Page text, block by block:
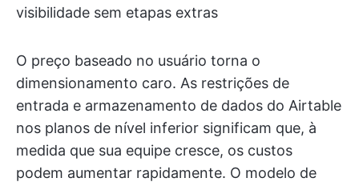
visibilidade sem etapas extras
O preço baseado no usuário torna o
dimensionamento caro. As restrições de
entrada e armazenamento de dados do Airtable
nos planos de nível inferior significam que, à
medida que sua equipe cresce, os custos
podem aumentar rapidamente. O modelo de